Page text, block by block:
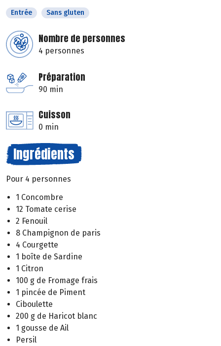
Entrée Sans gluten
Nombre de personnes
4 personnes
Préparation
90 min
Cuisson
0 min
Ingrédients
Pour 4 personnes
1 Concombre
12 Tomate cerise
2 Fenouil
8 Champignon de paris
4 Courgette
1 boîte de Sardine
1 Citron
100 g de Fromage frais
1 pincée de Piment
Ciboulette
200 g de Haricot blanc
1 gousse de Ail
Persil